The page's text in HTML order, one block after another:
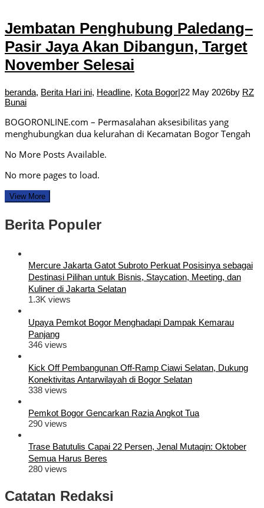
Jembatan Penghubung Paledang–
Pasir Jaya Akan Dibangun, Target
November Selesai
beranda, Berita Hari ini, Headline, Kota Bogor|22 May 2026by RZ
Bunai
BOGORONLINE.com – Permasalahan aksesibilitas yang
menghubungkan dua kelurahan di Kecamatan Bogor Tengah
No More Posts Available.
No more pages to load.
View More
Berita Populer
Mercure Jakarta Gatot Subroto Perkuat Posisinya sebagai
Destinasi Pilihan untuk Bisnis, Staycation, Meeting, dan
Kuliner di Jakarta Selatan
1.3K views
Upaya Pemkot Bogor Menghadapi Dampak Kemarau
Panjang
346 views
Kick Off Pembangunan Off-Ramp Ciawi Selatan, Dukung
Konektivitas Antarwilayah di Bogor Selatan
338 views
Pemkot Bogor Gencarkan Razia Angkot Tua
290 views
Trase Batutulis Capai 22 Persen, Jenal Mutaqin: Oktober
Semua Harus Beres
280 views
Catatan Redaksi